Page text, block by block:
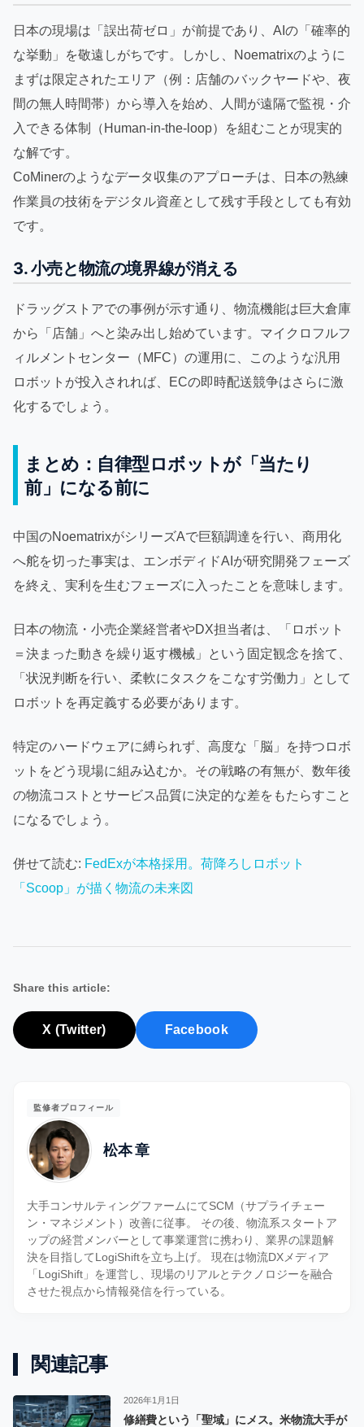
日本の現場は「誤出荷ゼロ」が前提であり、AIの「確率的
な挙動」を敬遠しがちです。しかし、Noematrixのように
まずは限定されたエリア（例：店舗のバックヤードや、夜
間の無人時間帯）から導入を始め、人間が遠隔で監視・介
入できる体制（Human-in-the-loop）を組むことが現実的
な解です。
CoMinerのようなデータ収集のアプローチは、日本の熟練
作業員の技術をデジタル資産として残す手段としても有効
です。
3. 小売と物流の境界線が消える
ドラッグストアでの事例が示す通り、物流機能は巨大倉庫
から「店舗」へと染み出し始めています。マイクロフルフ
ィルメントセンター（MFC）の運用に、このような汎用
ロボットが投入されれば、ECの即時配送競争はさらに激
化するでしょう。
まとめ：自律型ロボットが「当たり
前」になる前に
中国のNoematrixがシリーズAで巨額調達を行い、商用化
へ舵を切った事実は、エンボディドAIが研究開発フェーズ
を終え、実利を生むフェーズに入ったことを意味します。
日本の物流・小売企業経営者やDX担当者は、「ロボット
＝決まった動きを繰り返す機械」という固定観念を捨て、
「状況判断を行い、柔軟にタスクをこなす労働力」として
ロボットを再定義する必要があります。
特定のハードウェアに縛られず、高度な「脳」を持つロボ
ットをどう現場に組み込むか。その戦略の有無が、数年後
の物流コストとサービス品質に決定的な差をもたらすこと
になるでしょう。
併せて読む: FedExが本格採用。荷降ろしロボット
「Scoop」が描く物流の未来図
Share this article:
X (Twitter) Facebook
監修者プロフィール
松本 章
大手コンサルティングファームにてSCM（サプライチェー
ン・マネジメント）改善に従事。 その後、物流系スタートア
ップの経営メンバーとして事業運営に携わり、業界の課題解
決を目指してLogiShiftを立ち上げ。 現在は物流DXメディア
「LogiShift」を運営し、現場のリアルとテクノロジーを融合
させた視点から情報発信を行っている。
関連記事
2026年1月1日
修繕費という「聖域」にメス。米物流大手が